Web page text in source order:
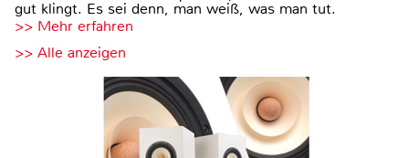
gut klingt. Es sei denn, man weiß, was man tut.
>> Mehr erfahren
>> Alle anzeigen